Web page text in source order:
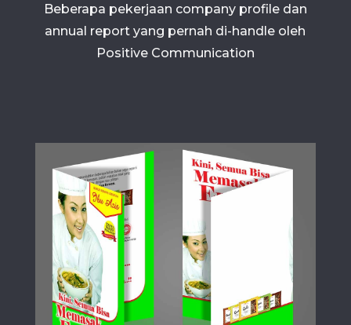
Beberapa pekerjaan company profile dan
annual report yang pernah di-handle oleh
Positive Communication